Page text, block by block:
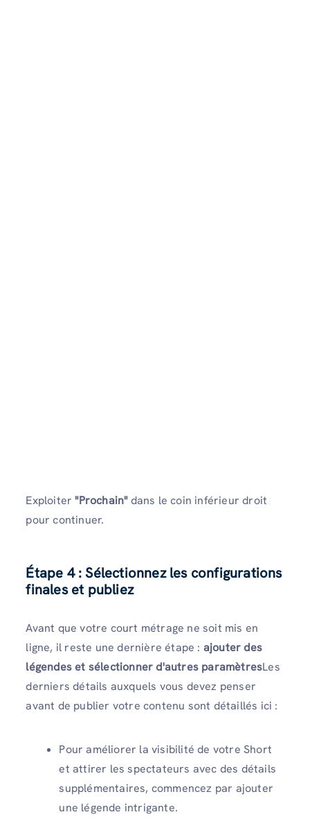
Exploiter"Prochain"dans le coin inférieur droit
pour continuer.
Étape 4 : Sélectionnez les configurations
finales et publiez
Avant que votre court métrage ne soit mis en
ligne, il reste une dernière étape : ajouter des
légendes et sélectionner d'autres paramètresLes
derniers détails auxquels vous devez penser
avant de publier votre contenu sont détaillés ici :
Pour améliorer la visibilité de votre Short
et attirer les spectateurs avec des détails
supplémentaires, commencez par ajouter
une légende intrigante.